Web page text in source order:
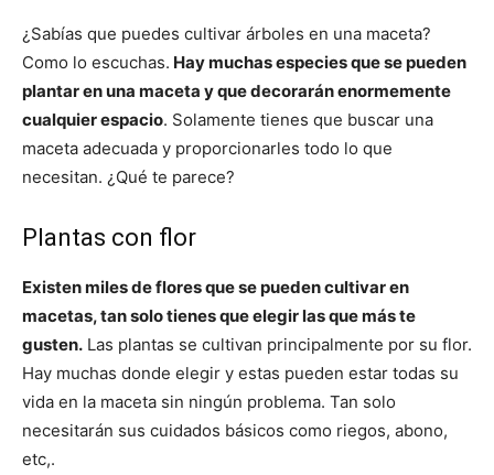
¿Sabías que puedes cultivar árboles en una maceta?
Como lo escuchas. Hay muchas especies que se pueden
plantar en una maceta y que decorarán enormemente
cualquier espacio. Solamente tienes que buscar una
maceta adecuada y proporcionarles todo lo que
necesitan. ¿Qué te parece?
Plantas con flor
Existen miles de flores que se pueden cultivar en
macetas, tan solo tienes que elegir las que más te
gusten. Las plantas se cultivan principalmente por su flor.
Hay muchas donde elegir y estas pueden estar todas su
vida en la maceta sin ningún problema. Tan solo
necesitarán sus cuidados básicos como riegos, abono,
etc,.